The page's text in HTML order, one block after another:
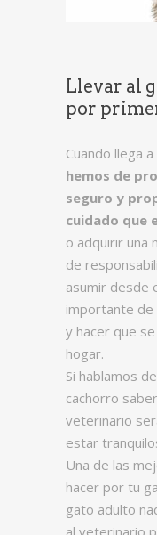
Llevar al
por
Cuando llega
hemos de
seguro y
cuidado que
o adquirir una
de
asumir desde
importante de
y hacer que
hogar.
Si hablamos
cachorro
veterinario
estar
Una de las
hacer por tu
gato adulto